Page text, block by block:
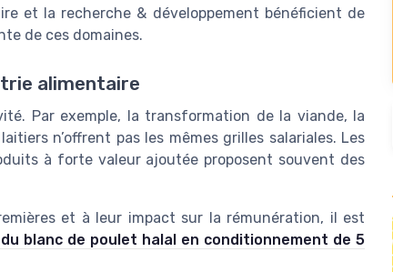
et la recherche & développement bénéficient de
de ces domaines.
alimentaire
Par exemple, la transformation de la viande, la
n’offrent pas les mêmes grilles salariales. Les
à forte valeur ajoutée proposent souvent des
et à leur impact sur la rémunération, il est
blanc de poulet halal en conditionnement de 5